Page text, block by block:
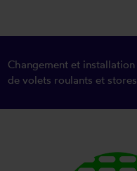
Changement et installation
de volets roulants et stores